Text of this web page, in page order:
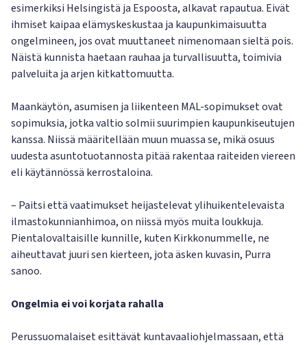
esimerkiksi Helsingistä ja Espoosta, alkavat rapautua. Eivät
ihmiset kaipaa elämyskeskustaa ja kaupunkimaisuutta
ongelmineen, jos ovat muuttaneet nimenomaan sieltä pois.
Näistä kunnista haetaan rauhaa ja turvallisuutta, toimivia
palveluita ja arjen kitkattomuutta.
Maankäytön, asumisen ja liikenteen MAL-sopimukset ovat
sopimuksia, jotka valtio solmii suurimpien kaupunkiseutujen
kanssa. Niissä määritellään muun muassa se, mikä osuus
uudesta asuntotuotannosta pitää rakentaa raiteiden viereen
eli käytännössä kerrostaloina.
– Paitsi että vaatimukset heijastelevat ylihuikentelevaista
ilmastokunnianhimoa, on niissä myös muita loukkuja.
Pientalovaltaisille kunnille, kuten Kirkkonummelle, ne
aiheuttavat juuri sen kierteen, jota äsken kuvasin, Purra
sanoo.
Ongelmia ei voi korjata rahalla
Perussuomalaiset esittävät kuntavaaliohjelmassaan, että